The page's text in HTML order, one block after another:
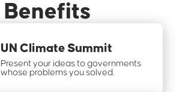
Benefits
UN Climate Summit
Present your ideas to governments
whose problems you solved.